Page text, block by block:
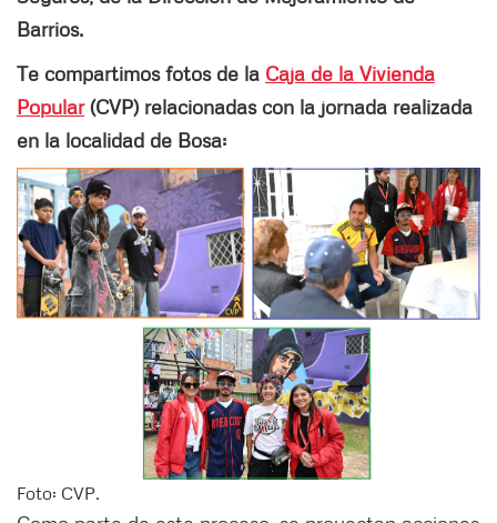
Barrios.
Te compartimos fotos de la Caja de la Vivienda
Popular(CVP) relacionadas con la jornada realizada
en la localidad de Bosa:
Foto: CVP.